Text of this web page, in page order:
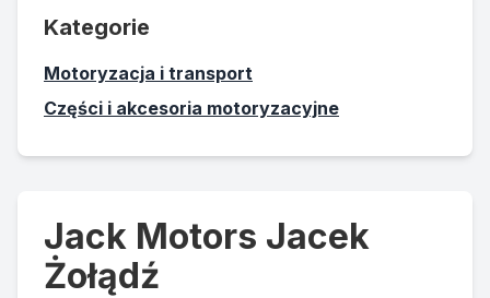
Kategorie
Motoryzacja i transport
Części i akcesoria motoryzacyjne
Jack Motors Jacek
Żołądź